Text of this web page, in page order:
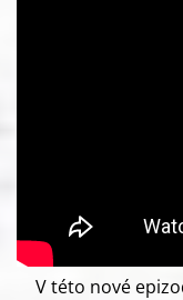
V této nové